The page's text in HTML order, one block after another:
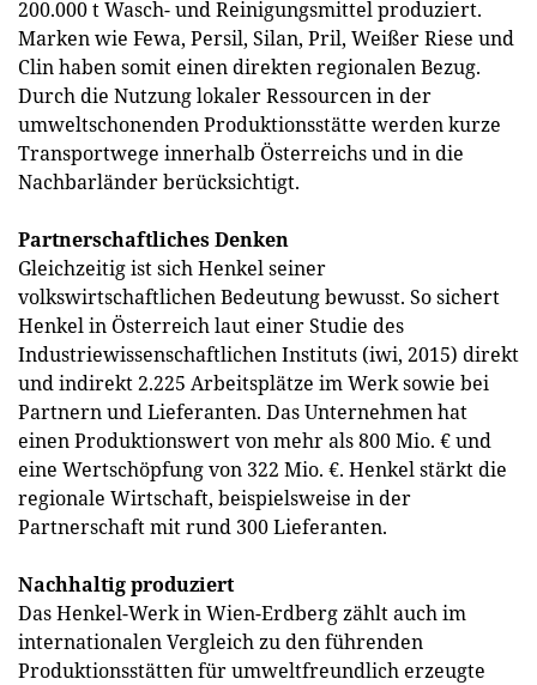
200.000 t Wasch- und Reinigungsmittel produziert.
Marken wie Fewa, Persil, Silan, Pril, Weißer Riese und
Clin haben somit einen direkten regionalen Bezug.
Durch die Nutzung lokaler Ressourcen in der
umweltschonenden Produktionsstätte werden kurze
Transportwege innerhalb Österreichs und in die
Nachbarländer berücksichtigt.
Partnerschaftliches Denken
Gleichzeitig ist sich Henkel seiner
volkswirtschaftlichen Bedeutung bewusst. So sichert
Henkel in Österreich laut einer Studie des
Industriewissenschaftlichen Instituts (iwi, 2015) direkt
und indirekt 2.225 Arbeitsplätze im Werk sowie bei
Partnern und Lieferanten. Das Unternehmen hat
einen Produktionswert von mehr als 800 Mio. € und
eine Wertschöpfung von 322 Mio. €. Henkel stärkt die
regionale Wirtschaft, beispielsweise in der
Partnerschaft mit rund 300 Lieferanten.
Nachhaltig produziert
Das Henkel-Werk in Wien-Erdberg zählt auch im
internationalen Vergleich zu den führenden
Produktionsstätten für umweltfreundlich erzeugte